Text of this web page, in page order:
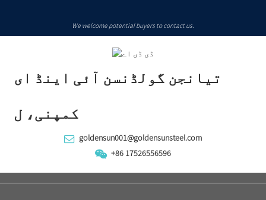
We welcome potential buyers to contact us.
تیانجن گولڈنسن آئی اینڈ ای
کمپنی، ل
goldensun001@goldensunsteel.com
+86 17526556596